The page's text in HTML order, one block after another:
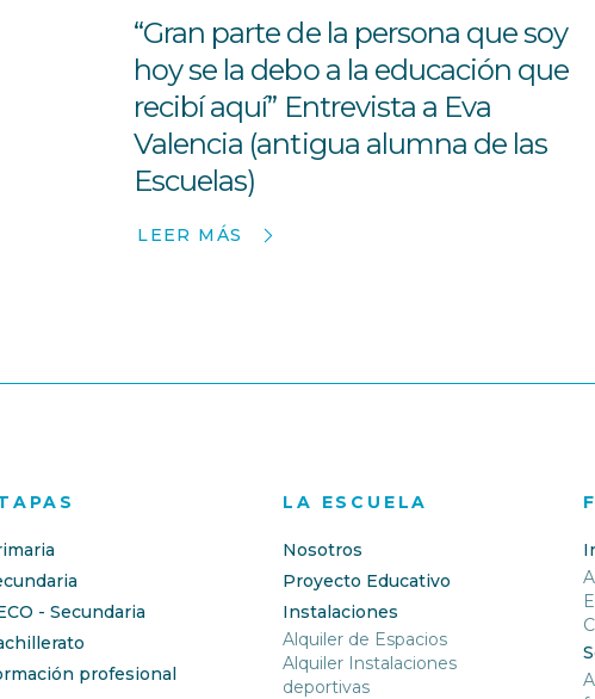
“Gran parte de la persona que soy
hoy se la debo a la educación que
recibí aquí” Entrevista a Eva
Valencia (antigua alumna de las
Escuelas)
LEER MÁS
- Secundaria
profesional
LA ESCUELA
Nosotros
Proyecto Educativo
Instalaciones
Alquiler de Espacios
Alquiler Instalaciones
deportivas